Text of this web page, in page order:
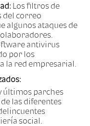
Los filtros de
del correo
algunos ataques de
antivirus
por los
la red empresarial.
últimos parches
las diferentes
social.